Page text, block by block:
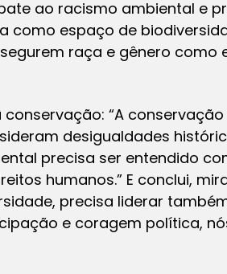
ao racismo ambiental e
como espaço de
raça e gênero como
“A
desigualdades
precisa ser entendido
humanos.” E conclui,
precisa liderar
e coragem política,